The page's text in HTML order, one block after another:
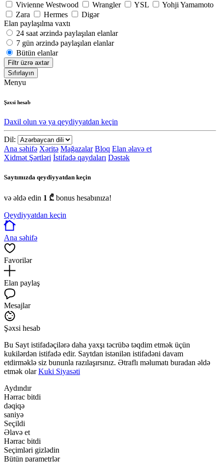
Vivienne Westwood
Wrangler YSL
Yohji Yamamoto
Zara
Hermes
Digər
Elan paylaşılma vaxtı
24 saat ərzində paylaşılan elanlar
7 gün ərzində paylaşılan elanlar
Bütün elanlar
Filtr üzrə axtar
Sıfırlayın
Menyu
Şəxsi hesab
Daxil olun və ya qeydiyyatdan keçin
Dil:
Ana səhifə Xəritə Mağazalar Bloq Elan əlavə et
Xidmət Şərtləri İstifadə qaydaları Dəstək
Saytımızda qeydiyyatdan keçin
və əldə edin 1 ₾ bonus hesabınıza!
Qeydiyyatdan keçin
Ana səhifə
Favorilər
Elan paylaş
Mesajlar
Şəxsi hesab
Bu Sayt istifadəçilərə daha yaxşı təcrübə təqdim etmək üçün
kukilərdən istifadə edir. Saytdan istənilən istifadəni davam
etdirməklə siz bununla razılaşırsınız. Ətraflı məlumatı buradan əldə
etmək olarKuki Siyasəti
Aydındır
Hərrac bitdi
dəqiqə
saniyə
Seçildi
Əlavə et
Hərrac bitdi
Seçimləri gizlədin
Bütün parametrlər